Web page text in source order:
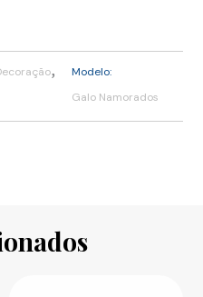
,
Modelo:
Galo Namorados